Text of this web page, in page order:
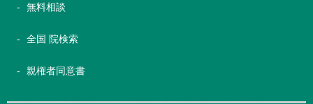
無料相談
全国 院検索
親権者同意書